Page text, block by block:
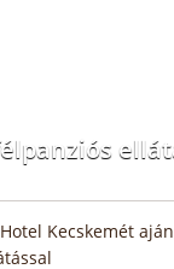
Kecskemét